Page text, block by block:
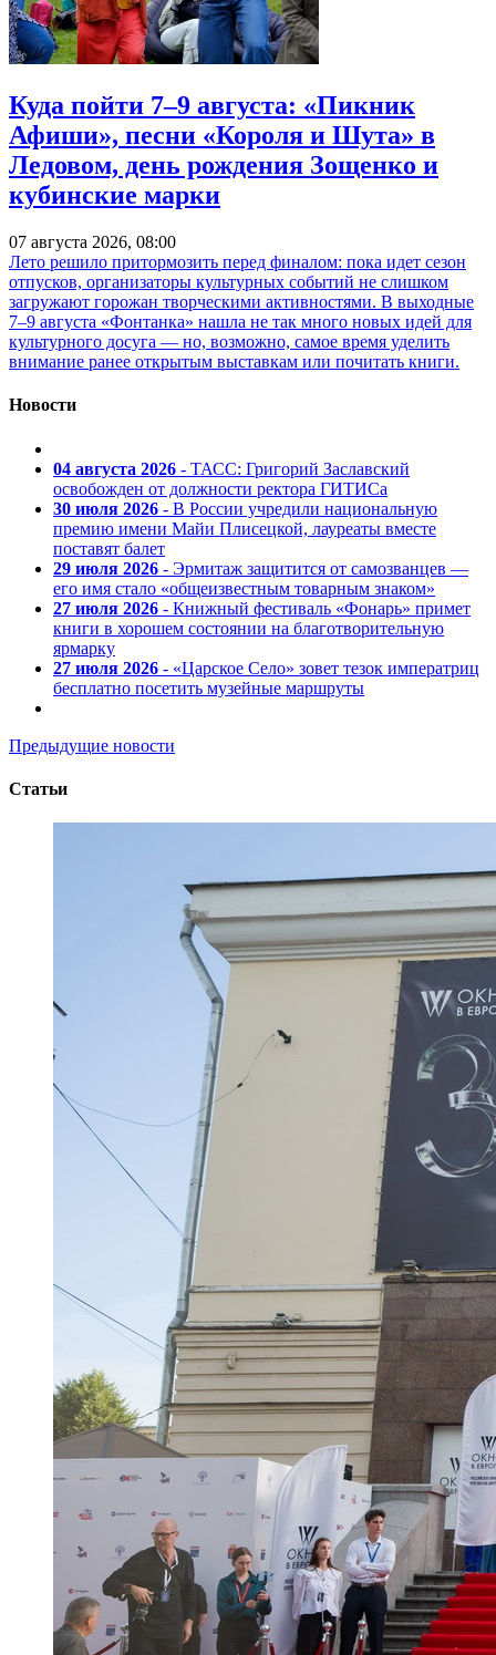
Куда пойти 7–9 августа: «Пикник
Афиши», песни «Короля и Шута» в
Ледовом, день рождения Зощенко и
кубинские марки
07 августа 2026, 08:00
Лето решило притормозить перед финалом: пока идет сезон
отпусков, организаторы культурных событий не слишком
загружают горожан творческими активностями. В выходные
7–9 августа «Фонтанка» нашла не так много новых идей для
культурного досуга — но, возможно, самое время уделить
внимание ранее открытым выставкам или почитать книги.
Новости
04 августа 2026 - ТАСС: Григорий Заславский
освобожден от должности ректора ГИТИСа
30 июля 2026 - В России учредили национальную
премию имени Майи Плисецкой, лауреаты вместе
поставят балет
29 июля 2026 - Эрмитаж защитится от самозванцев —
его имя стало «общеизвестным товарным знаком»
27 июля 2026 - Книжный фестиваль «Фонарь» примет
книги в хорошем состоянии на благотворительную
ярмарку
27 июля 2026 - «Царское Село» зовет тезок императриц
бесплатно посетить музейные маршруты
Предыдущие новости
Статьи